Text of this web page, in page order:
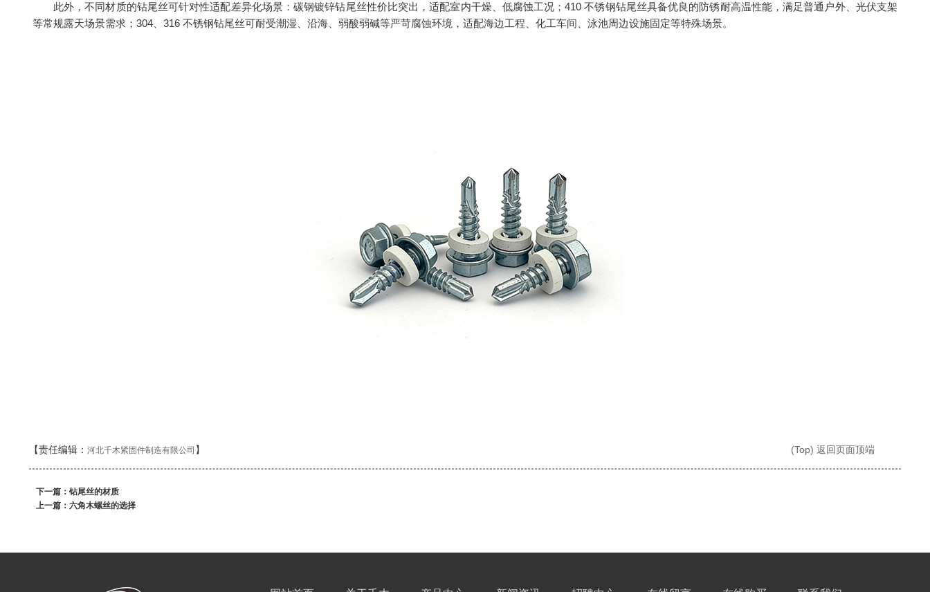
此外，不同材质的钻尾丝可针对性适配差异化场景：碳钢镀锌钻尾丝性价比突出，适配室内干燥、低腐蚀工况；410 不锈钢钻尾丝具备优良的防锈耐高温性能，满足普通户外、光伏支架
等常规露天场景需求；304、316 不锈钢钻尾丝可耐受潮湿、沿海、弱酸弱碱等严苛腐蚀环境，适配海边工程、化工车间、泳池周边设施固定等特殊场景。
【责任编辑： 河北千木紧固件制造有限公司 】 (Top) 返回页面顶端
下一篇： 钻尾丝的材质
上一篇： 六角木螺丝的选择